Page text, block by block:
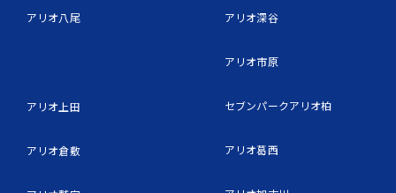
アリオ八尾
アリオ上田
アリオ倉敷
アリオ深谷
アリオ市原
セブンパークアリオ柏
アリオ葛西